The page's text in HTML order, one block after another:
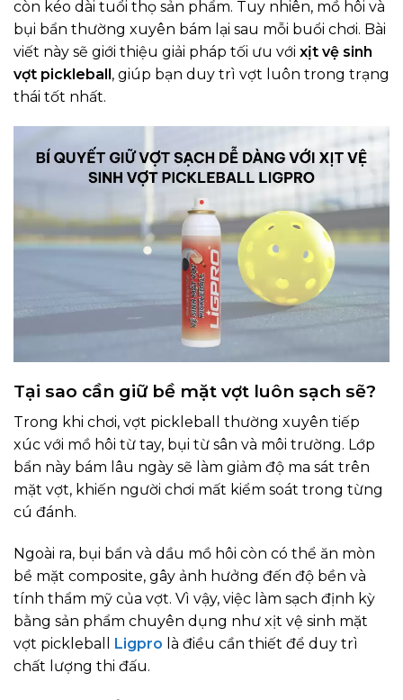
còn kéo dài tuổi thọ sản phẩm. Tuy nhiên, mồ hôi và
bụi bẩn thường xuyên bám lại sau mỗi buổi chơi. Bài
viết này sẽ giới thiệu giải pháp tối ưu với xịt vệ sinh
vợt pickleball, giúp bạn duy trì vợt luôn trong trạng
thái tốt nhất.
Tại sao cần giữ bề mặt vợt luôn sạch sẽ?
Trong khi chơi, vợt pickleball thường xuyên tiếp
xúc với mồ hôi từ tay, bụi từ sân và môi trường. Lớp
bẩn này bám lâu ngày sẽ làm giảm độ ma sát trên
mặt vợt, khiến người chơi mất kiểm soát trong từng
cú đánh.
Ngoài ra, bụi bẩn và dầu mồ hôi còn có thể ăn mòn
bề mặt composite, gây ảnh hưởng đến độ bền và
tính thẩm mỹ của vợt. Vì vậy, việc làm sạch định kỳ
bằng sản phẩm chuyên dụng như xịt vệ sinh mặt
vợt pickleball Ligpro là điều cần thiết để duy trì
chất lượng thi đấu.